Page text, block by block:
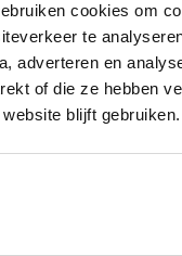
cookies om
te
adverteren en
of die ze hebben
blijft gebruiken.
uit 10 op basis